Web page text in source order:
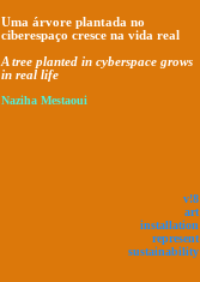
Uma árvore plantada no
ciberespaço cresce na vida real
A tree planted in cyberspace grows
in real life
Naziha Mestaoui
v!8
art
installation
represent
sustainability